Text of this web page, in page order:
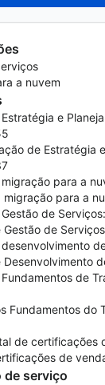
e
de Estratégia
para a
migração para a
de
Gestão de
Desenvolvimento
de
Fundamentos do
de certificações
de
de serviço
a nuvem